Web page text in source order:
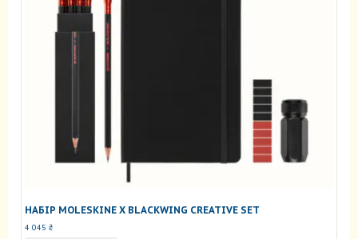
НАБІР MOLESKINE X BLACKWING CREATIVE SET
4 045 ₴